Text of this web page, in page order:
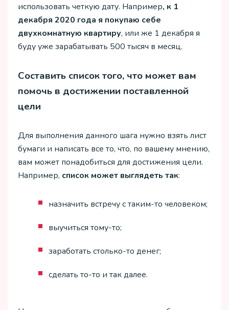
использовать четкую дату. Например, к 1
декабря 2020 года я покупаю себе
двухкомнатную квартиру, или же 1 декабря я
буду уже зарабатывать 500 тысяч в месяц.
Составить список того, что может вам
помочь в достижении поставленной
цели
Для выполнения данного шага нужно взять лист
бумаги и написать все то, что, по вашему мнению,
вам может понадобиться для достижения цели.
Например, список может выглядеть так:
назначить встречу с таким-то человеком;
выучиться тому-то;
заработать столько-то денег;
сделать то-то и так далее.